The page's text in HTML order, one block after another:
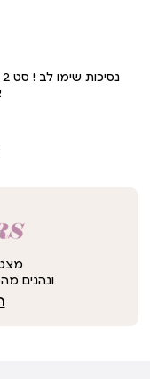
ונהנים